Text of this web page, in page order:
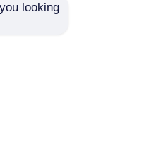
accessoires
looking